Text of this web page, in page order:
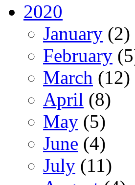
2020
January (2)
February
March (12)
April (8)
May (5)
June (4)
July (11)